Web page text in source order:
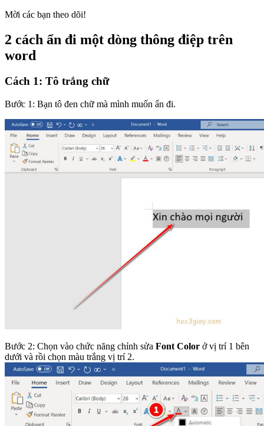
Mời các bạn theo dõi!
2 cách ẩn đi một dòng thông điệp trên
word
Cách 1: Tô trắng chữ
Bước 1: Bạn tô đen chữ mà mình muốn ẩn đi.
Bước 2: Chọn vào chức năng chỉnh sửa Font Color ở vị trí 1 bên
dưới và rồi chọn màu trắng vị trí 2.